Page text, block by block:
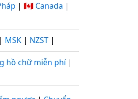
| 🇨🇦 Canada |
| MSK | NZST |
hồ chữ miễn phí|